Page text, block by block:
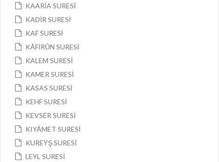
KAARİA SURESİ
KADİR SURESİ
KAF SURESİ
KÂFİRÛN SURESİ
KALEM SURESİ
KAMER SURESİ
KASAS SURESİ
KEHF SURESİ
KEVSER SURESİ
KIYÂMET SURESİ
KUREYŞ SURESİ
LEYL SURESİ